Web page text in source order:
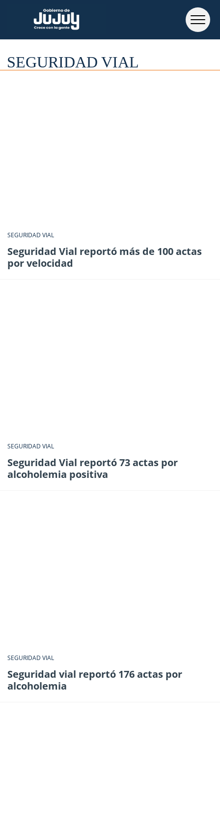
SEGURIDAD VIAL
SEGURIDAD VIAL
Seguridad Vial reportó más de 100 actas
por velocidad
SEGURIDAD VIAL
Seguridad Vial reportó 73 actas por
alcoholemia positiva
SEGURIDAD VIAL
Seguridad vial reportó 176 actas por
alcoholemia